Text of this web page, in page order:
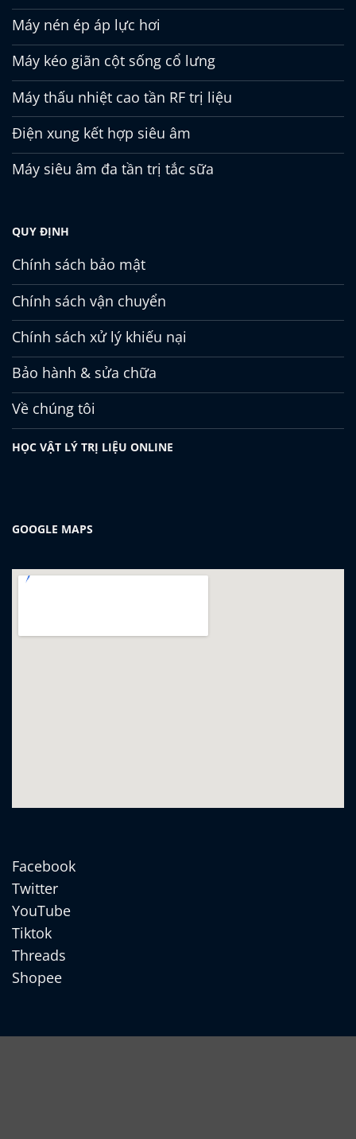
Máy nén ép áp lực hơi
Máy kéo giãn cột sống cổ lưng
Máy thấu nhiệt cao tần RF trị liệu
Điện xung kết hợp siêu âm
Máy siêu âm đa tần trị tắc sữa
QUY ĐỊNH
Chính sách bảo mật
Chính sách vận chuyển
Chính sách xử lý khiếu nại
Bảo hành & sửa chữa
Về chúng tôi
HỌC VẬT LÝ TRỊ LIỆU ONLINE
GOOGLE MAPS
Facebook
Twitter
YouTube
Tiktok
Threads
Shopee